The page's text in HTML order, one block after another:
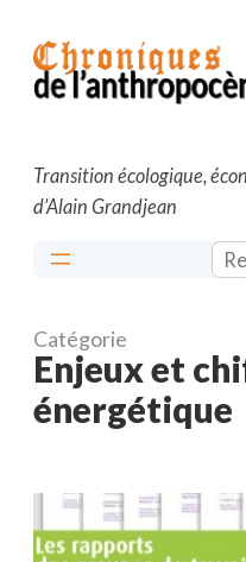
contenu
Transition écologique,
d’Alain Grandjean
Catégorie
Enjeux et
énergétique